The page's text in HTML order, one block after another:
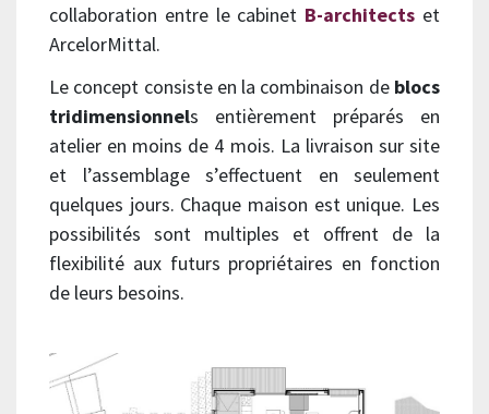
collaboration entre le cabinet B-architects et
ArcelorMittal.
Le concept consiste en la combinaison de blocs
tridimensionnels entièrement préparés en
atelier en moins de 4 mois. La livraison sur site
et l’assemblage s’effectuent en seulement
quelques jours. Chaque maison est unique. Les
possibilités sont multiples et offrent de la
flexibilité aux futurs propriétaires en fonction
de leurs besoins.